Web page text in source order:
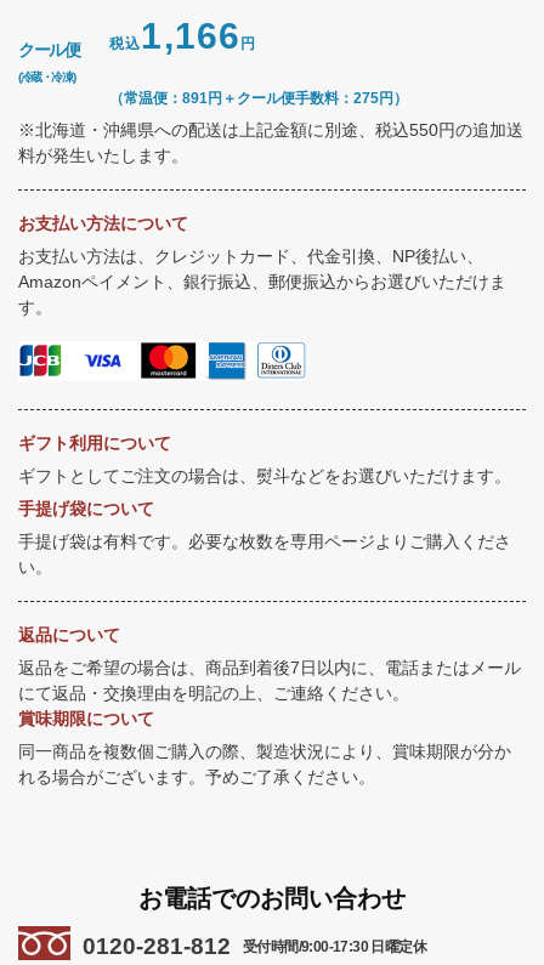
クール便
(冷蔵・冷凍)
税込1,166 円
（常温便：891円＋クール便手数料：275円）
※北海道・沖縄県への配送は上記金額に別途、税込550円の追加送
料が発生いたします。
お支払い方法について
お支払い方法は、クレジットカード、代金引換、NP後払い、
Amazonペイメント、銀行振込、郵便振込からお選びいただけま
す。
ギフト利用について
ギフトとしてご注文の場合は、熨斗などをお選びいただけます。
手提げ袋について
手提げ袋は有料です。必要な枚数を専用ページよりご購入くださ
い。
返品について
返品をご希望の場合は、商品到着後7日以内に、電話またはメール
にて返品・交換理由を明記の上、ご連絡ください。
賞味期限について
同一商品を複数個ご購入の際、製造状況により、賞味期限が分か
れる場合がございます。予めご了承ください。
お電話でのお問い合わせ
0120-281-812 受付時間/9:00-17:30 日曜定休